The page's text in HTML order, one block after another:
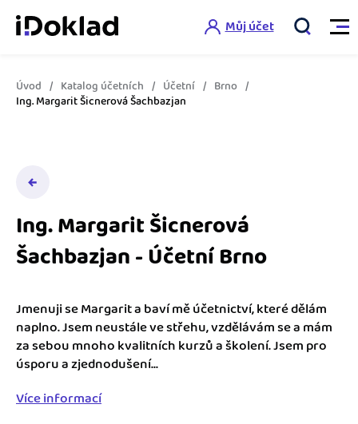
Vlastnosti
Správa kontaktů
Hlídání cashflow
Spolupráce s účetní
Propojení na další systémy
Spřátelené účetní
Katalog doplňků
Nápověda
Jak začít podnikat
Jak se vyznat ve fakturaci
Blog
Šablony faktur
Šablona pro plátce DPH
Šablona pro neplátce DPH
Registrovat ZDARMA
Můj účet
Úvod Katalog účetních Účetní
Brno
Ing. Margarit Šicnerová Šachbazjan
Ing. Margarit Šicnerová
Šachbazjan - Účetní Brno
Jmenuji se Margarit a baví mě účetnictví, které dělám
naplno. Jsem neustále ve střehu, vzdělávám se a mám
za sebou mnoho kvalitních kurzů a školení. Jsem pro
úsporu a zjednodušení...
Více informací